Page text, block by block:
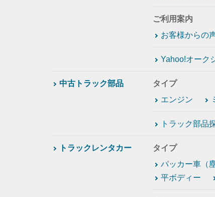
ご利用案内
お客様からの
Yahoo!オーク
中古トラック部品
タイプ
エンジン
トラック部品
トラックレンタカー
タイプ
パッカー車（
平ボディー